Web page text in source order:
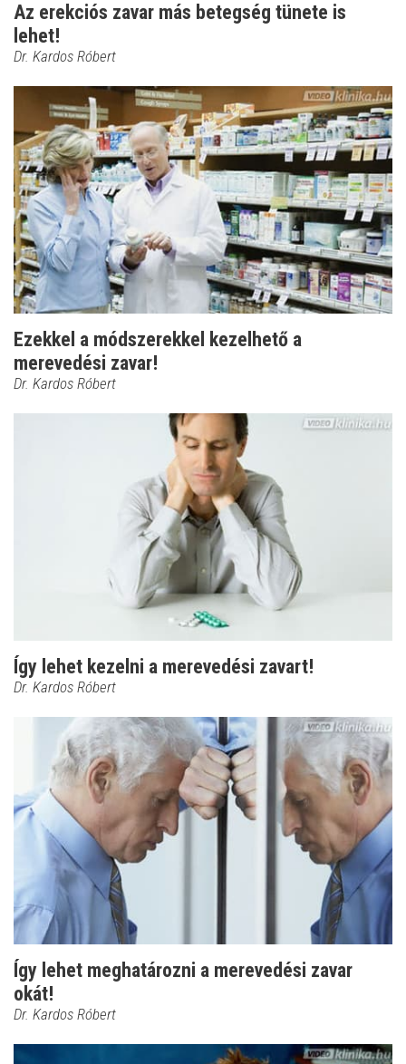
Az erekciós zavar más betegség tünete is
lehet!
Dr. Kardos Róbert
Ezekkel a módszerekkel kezelhető a
merevedési zavar!
Dr. Kardos Róbert
Így lehet kezelni a merevedési zavart!
Dr. Kardos Róbert
Így lehet meghatározni a merevedési zavar
okát!
Dr. Kardos Róbert